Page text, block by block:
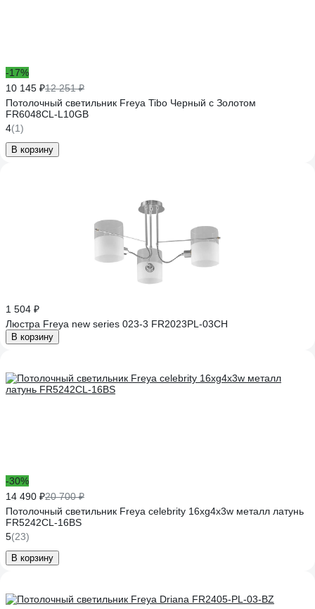
-17%
10 145 ₽12 251 ₽
Потолочный светильник Freya Tibo Черный с Золотом
FR6048CL-L10GB
4(1)
В корзину
1 504 ₽
Люстра Freya new series 023-3 FR2023PL-03CH
В корзину
-30%
14 490 ₽20 700 ₽
Потолочный светильник Freya celebrity 16хg4x3w металл латунь
FR5242CL-16BS
5(23)
В корзину